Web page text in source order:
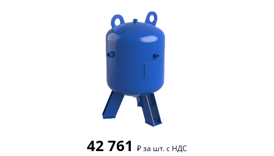
42 761 ₽ за шт. с НДС